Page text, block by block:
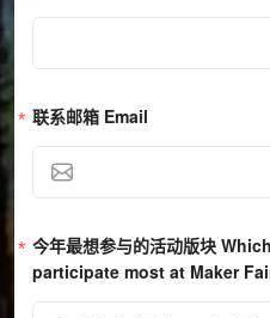
联系邮箱 Email
今年最想参与的活动版块
participate most at Maker